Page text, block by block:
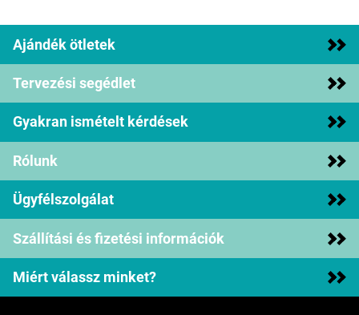
Ajándék ötletek
Tervezési segédlet
Gyakran ismételt kérdések
Rólunk
Ügyfélszolgálat
Szállítási és fizetési információk
Miért válassz minket?